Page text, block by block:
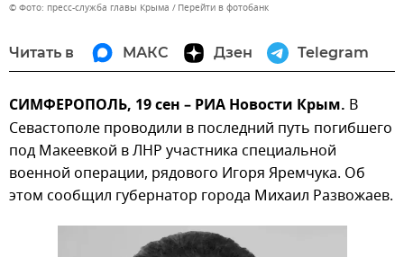
© Фото: пресс-служба главы Крыма Перейти в фотобанк
Читать в МАКС Дзен Telegram
СИМФЕРОПОЛЬ, 19 сен – РИА Новости Крым. В
Севастополе проводили в последний путь погибшего
под Макеевкой в ЛНР участника специальной
военной операции, рядового Игоря Яремчука. Об
этом сообщил губернатор города Михаил Развожаев.